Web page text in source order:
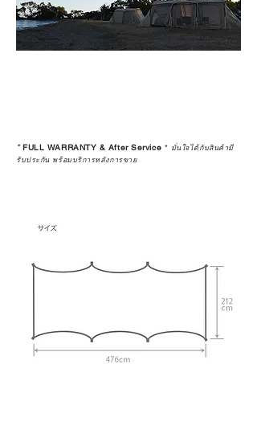
*FULL WARRANTY & After Service * มั่นใจได้กับสินค้ามี
รับประกัน พร้อมบริการหลังการขาย